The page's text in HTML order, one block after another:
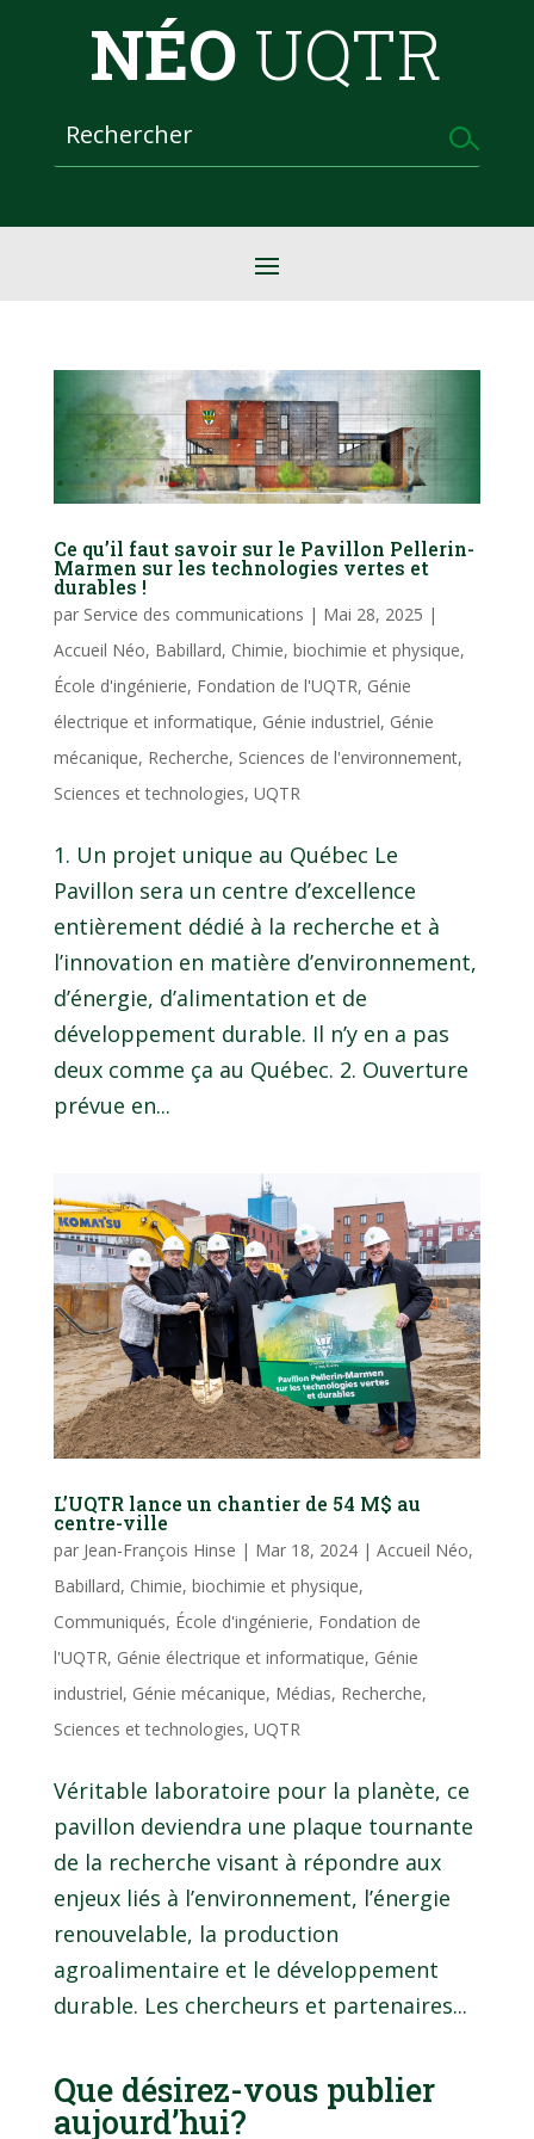
NÉO UQTR
Ce qu’il faut savoir sur le Pavillon Pellerin-
Marmen sur les technologies vertes et
durables !
par Service des communications | Mai 28, 2025 |
Accueil Néo, Babillard, Chimie, biochimie et physique,
École d'ingénierie, Fondation de l'UQTR, Génie
électrique et informatique, Génie industriel, Génie
mécanique, Recherche, Sciences de l'environnement,
Sciences et technologies, UQTR
1. Un projet unique au Québec Le
Pavillon sera un centre d’excellence
entièrement dédié à la recherche et à
l’innovation en matière d’environnement,
d’énergie, d’alimentation et de
développement durable. Il n’y en a pas
deux comme ça au Québec. 2. Ouverture
prévue en...
L’UQTR lance un chantier de 54 M$ au
centre-ville
par Jean-François Hinse | Mar 18, 2024| Accueil Néo,
Babillard, Chimie, biochimie et physique,
Communiqués, École d'ingénierie, Fondation de
l'UQTR, Génie électrique et informatique, Génie
industriel, Génie mécanique, Médias, Recherche,
Sciences et technologies, UQTR
Véritable laboratoire pour la planète, ce
pavillon deviendra une plaque tournante
de la recherche visant à répondre aux
enjeux liés à l’environnement, l’énergie
renouvelable, la production
agroalimentaire et le développement
durable. Les chercheurs et partenaires...
Que désirez-vous publier
aujourd’hui?